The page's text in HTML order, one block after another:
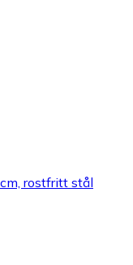
rostfritt stål